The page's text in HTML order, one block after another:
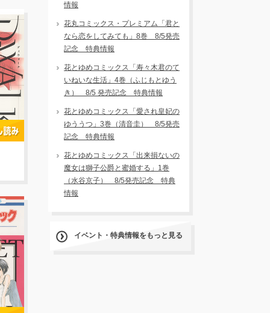
情報
花丸コミックス・プレミアム「君と
なら恋をしてみても」8巻 8/5発売
記念 特典情報
花とゆめコミックス「寿々木君のて
いねいな生活」4巻（ふじもとゆう
き） 8/5 発売記念 特典情報
花とゆめコミックス「愛され皇妃の
ゆううつ」3巻（清音圭） 8/5発売
記念 特典情報
花とゆめコミックス「出来損ないの
魔女は獅子公爵と蜜婚する」1巻
（水谷京子） 8/5発売記念 特典
情報
イベント・特典情報をもっと見る